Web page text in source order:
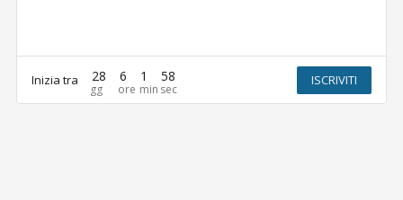
Inizia tra 28 6 1 58 ISCRIVITI